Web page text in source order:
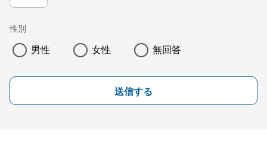
性別
男性 女性 無回答
送信する